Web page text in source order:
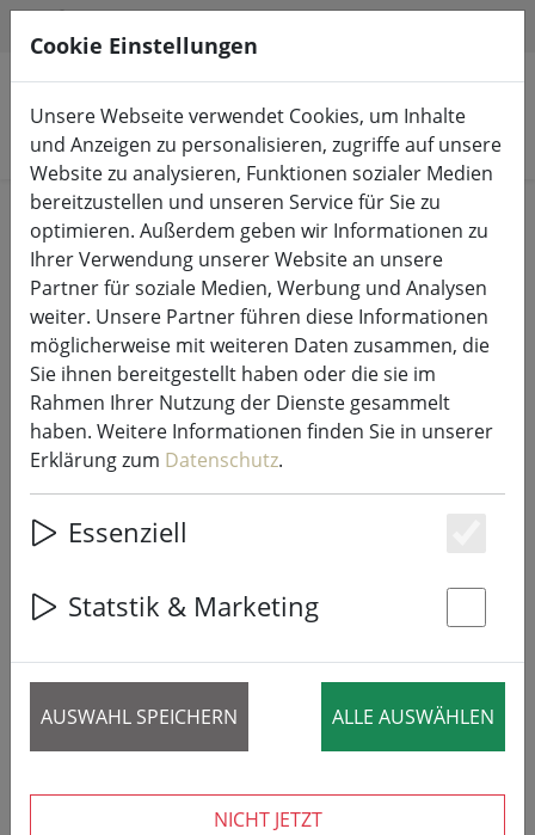
Produkte suchen
Start Lichterketten & Beleuchtung Lichterketten
Sirius Tech-Line Lichtervorhang
Start-Set 100 LED warmweiß 1,5 x 2
m außen 230V schwarz
‹ ›
Cookie Einstellungen
Unsere Webseite verwendet Cookies, um Inhalte
und Anzeigen zu personalisieren, zugriffe auf unsere
Website zu analysieren, Funktionen sozialer Medien
bereitzustellen und unseren Service für Sie zu
optimieren. Außerdem geben wir Informationen zu
Ihrer Verwendung unserer Website an unsere
Partner für soziale Medien, Werbung und Analysen
weiter. Unsere Partner führen diese Informationen
möglicherweise mit weiteren Daten zusammen, die
Sie ihnen bereitgestellt haben oder die sie im
Rahmen Ihrer Nutzung der Dienste gesammelt
haben. Weitere Informationen finden Sie in unserer
Erklärung zum Datenschutz.
Essenziell
Statstik & Marketing
AUSWAHL SPEICHERN ALLE AUSWÄHLEN
NICHT JETZT